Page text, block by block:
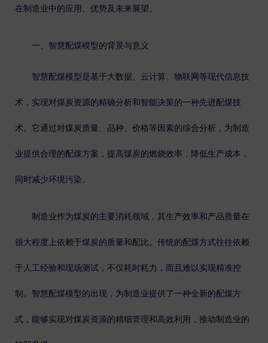
在制造业中的应用、优势及未来展望。
一、智慧配煤模型的背景与意义
智慧配煤模型是基于大数据、云计算、物联网等现代信息技
术，实现对煤炭资源的精确分析和智能决策的一种先进配煤技
术。它通过对煤炭质量、品种、价格等因素的综合分析，为制造
业提供合理的配煤方案，提高煤炭的燃烧效率，降低生产成本，
同时减少环境污染。
制造业作为煤炭的主要消耗领域，其生产效率和产品质量在
很大程度上依赖于煤炭的质量和配比。传统的配煤方式往往依赖
于人工经验和现场测试，不仅耗时耗力，而且难以实现精准控
制。智慧配煤模型的出现，为制造业提供了一种全新的配煤方
式，能够实现对煤炭资源的精细管理和高效利用，推动制造业的